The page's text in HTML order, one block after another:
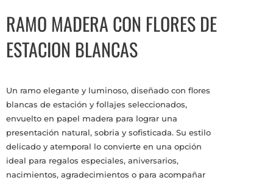
RAMO MADERA CON FLORES DE
ESTACION BLANCAS
Un ramo elegante y luminoso, diseñado con flores
blancas de estación y follajes seleccionados,
envuelto en papel madera para lograr una
presentación natural, sobria y sofisticada. Su estilo
delicado y atemporal lo convierte en una opción
ideal para regalos especiales, aniversarios,
nacimientos, agradecimientos o para acompañar